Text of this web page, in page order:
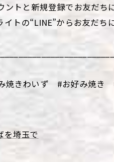
ントと新規登録でお友だ
イトの“LINE”からお友だち
焼きわいず #お好み焼
を埼玉で